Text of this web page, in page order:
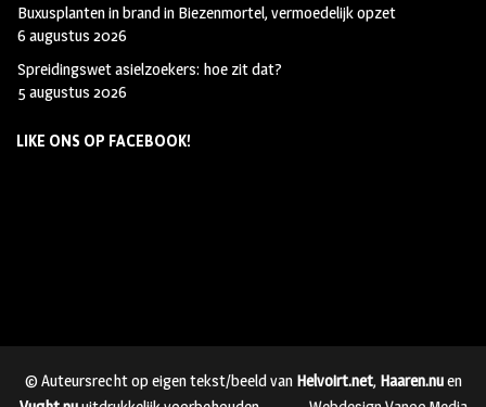
Buxusplanten in brand in Biezenmortel, vermoedelijk opzet
6 augustus 2026
Spreidingswet asielzoekers: hoe zit dat?
5 augustus 2026
LIKE ONS OP FACEBOOK!
© Auteursrecht op eigen tekst/beeld van Helvoirt.net, Haaren.nuen